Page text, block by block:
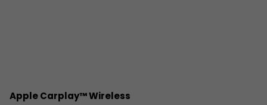
Apple Carplay™ Wireless